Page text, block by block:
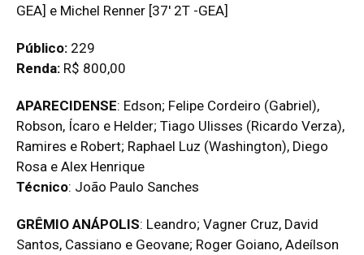
GEA] e Michel Renner [37′ 2T -GEA]
Público: 229
Renda: R$ 800,00
APARECIDENSE: Edson; Felipe Cordeiro (Gabriel),
Robson, Ícaro e Helder; Tiago Ulisses (Ricardo Verza),
Ramires e Robert; Raphael Luz (Washington), Diego
Rosa e Alex Henrique
Técnico: João Paulo Sanches
GRÊMIO ANÁPOLIS: Leandro; Vagner Cruz, David
Santos, Cassiano e Geovane; Roger Goiano, Adeílson